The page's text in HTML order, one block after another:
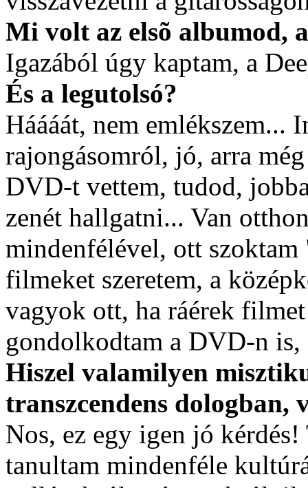
Mi volt az elsõ albumod,
Igazából úgy kaptam, a
És a legutolsó?
Háááát, nem emlékszem...
rajongásomról, jó, arra
DVD-t vettem, tudod,
zenét hallgatni... Van
mindenfélével, ott
filmeket szeretem, a
vagyok ott, ha ráérek
gondolkodtam a DVD-n is,
Hiszel valamilyen
transzcendens dologban,
Nos, ez egy igen jó
tanultam mindenféle